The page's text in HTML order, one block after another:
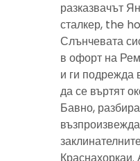
разказвачът
сталкер, the
Слънчевата
в офорт на
и ги подрежда
да се въртят
Бавно,